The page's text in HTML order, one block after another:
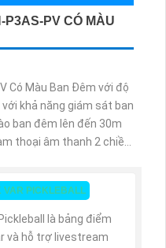
P3AS-PV CÓ MÀU
Có Màu Ban Đêm với độ
khả năng giám sát ban
ban đêm lên đến 30m
thoại âm thanh 2 chiều
VAR PICKLEBALL
là bảng điểm
và hỗ trợ livestream